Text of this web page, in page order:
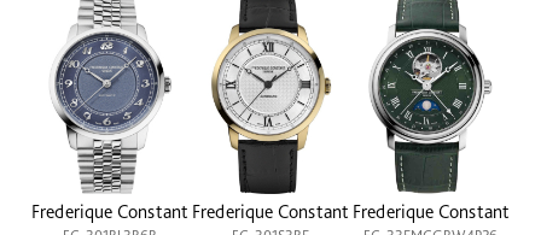
Frederique Constant Frederique Constant Frederique Constant